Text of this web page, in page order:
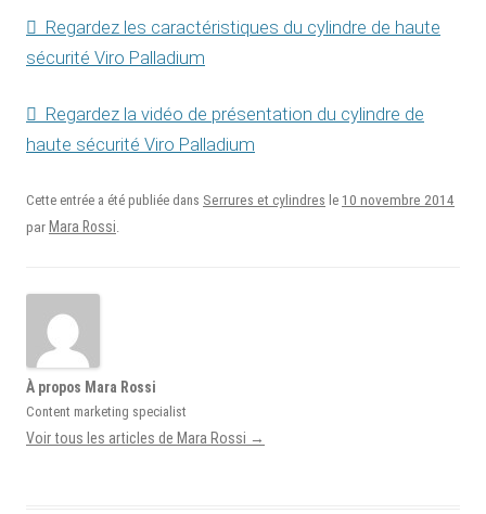
Regardez les caractéristiques du cylindre de haute
sécurité Viro Palladium
Regardez la vidéo de présentation du cylindre de
haute sécurité Viro Palladium
Cette entrée a été publiée dans Serrures et cylindres le 10 novembre 2014
par Mara Rossi
À propos Mara Rossi
Content marketing specialist
Voir tous les articles de Mara Rossi →